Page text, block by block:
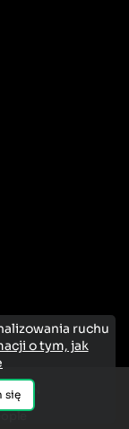
ruchu
o tym, jak
się